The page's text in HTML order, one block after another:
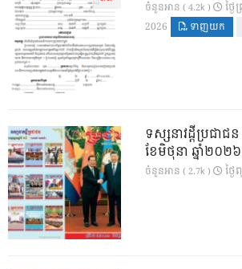
ចំនួនអាន ( 4.2k )
ថ្ង
2026
ទាញយក
ទស្សនាវដ្ដីប្រជា
ខែមិថុនា ឆ្នាំ២០២៦
ចំនួនអាន ( 2.7k ) ថ្ង